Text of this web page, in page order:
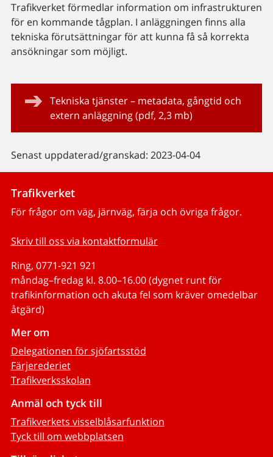
Trafikverket förmedlar information om infrastrukturen
för en kommande tågplan. I anläggningen finns alla
tekniska förutsättningar för att kunna få så korrekta
ansökningar som möjligt.
Tekniska tjänster – metadata, gångtid och
extern anläggning (pdf, 2,3 mb)
Senast uppdaterad/granskad: 2023-04-04
Trafikverket
För frågor om väg, järnväg, färja och övriga frågor.
Skriv till oss via kontaktformulär
Ring, 0771-921 921
måndag–fredag kl. 8.00–16.00 (dygnet runt för
trafikinformation och akuta fel som kräver omedelbar
åtgärd)
Mer om
Delegationen för sjöfartsstöd
Färjerederiet
Trafikverksskolan
Anmäl och tyck till
Trafikverkets visselblåsarfunktion
Tyck till om webbplatsen